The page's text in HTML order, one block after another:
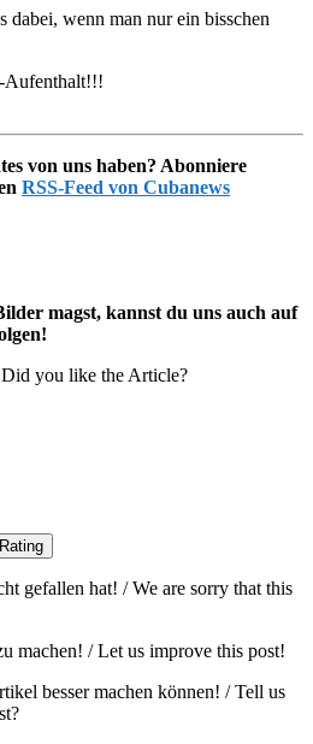
dabei, wenn man nur ein bisschen
Aufenthalt!!!
von uns haben? Abonniere
RSS-Feed von Cubanews
magst, kannst du uns auch auf
you like the Article?
gefallen hat! / We are sorry that this
machen! / Let us improve this post!
besser machen können! / Tell us